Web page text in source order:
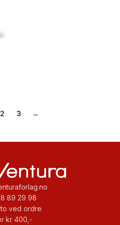
2 3 →
89 29 98
ved ordre
kr 400,-